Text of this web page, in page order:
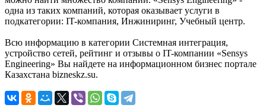
одна из таких компаний, которая оказывает услуги в
подкатегории: IT-компания, Инжиниринг, Учебный центр.
Всю информацию в категории Системная интеграция,
устройство сетей, рейтинг и отзывы о IT-компании «Sensys
Engineering» Вы найдете на информационном бизнес портале
Казахстана bizneskz.su.